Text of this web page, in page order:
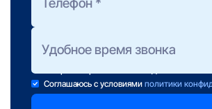
Соглашаюсь с условиямиполитики
Консультанты работают ежедневно с 10
Если свою заявку Вы отправили после